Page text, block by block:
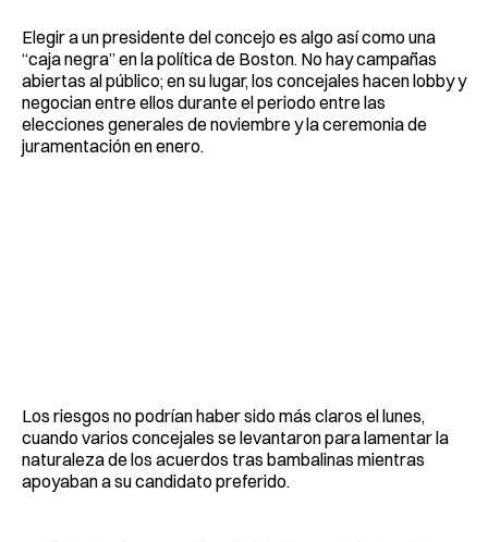
Elegir a un presidente del concejo es algo así como una
“caja negra” en la política de Boston. No hay campañas
abiertas al público; en su lugar, los concejales hacen lobby y
negocian entre ellos durante el periodo entre las
elecciones generales de noviembre y la ceremonia de
juramentación en enero.
Los riesgos no podrían haber sido más claros el lunes,
cuando varios concejales se levantaron para lamentar la
naturaleza de los acuerdos tras bambalinas mientras
apoyaban a su candidato preferido.